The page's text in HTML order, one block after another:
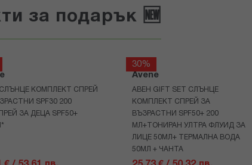
за подарък 🆕
КОМПЛЕКТ СПРЕЙ
SPF30 200
ЗА ДЕЦА SPF50+
30%
Avene
АВЕН GIFT SET СЛЪНЦЕ
КОМПЛЕКТ СПРЕЙ ЗА
ВЪЗРАСТНИ SPF50+ 200
МЛ+ТОНИРАН УЛТРА ФЛУИД ЗА
ЛИЦЕ 50МЛ+ ТЕРМАЛНА ВОДА
50МЛ + ЧАНТА